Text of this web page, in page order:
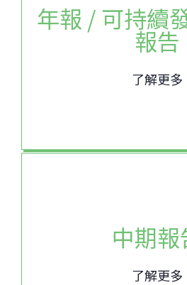
年報 / 可持續
報告
了解更多
中期報
了解更多